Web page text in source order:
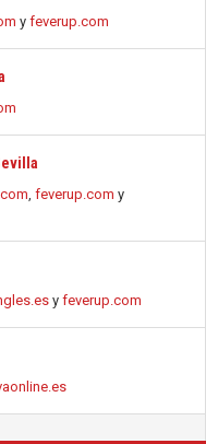
y feverup.com
, feverup.com y
y feverup.com